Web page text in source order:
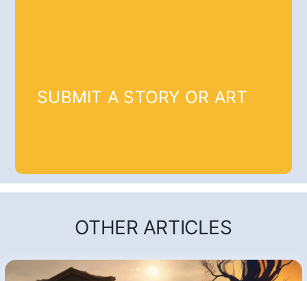
SUBMIT A STORY OR ART
OTHER ARTICLES